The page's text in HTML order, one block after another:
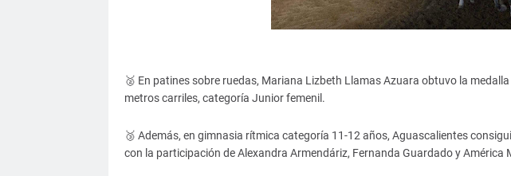
🥈 En patines sobre ruedas, Mariana Lizbeth Llamas Azuara obtuvo la
metros carriles, categoría Junior femenil.
🥉 Además, en gimnasia rítmica categoría 11-12 años, Aguascalientes
con la participación de Alexandra Armendáriz, Fernanda Guardado y América